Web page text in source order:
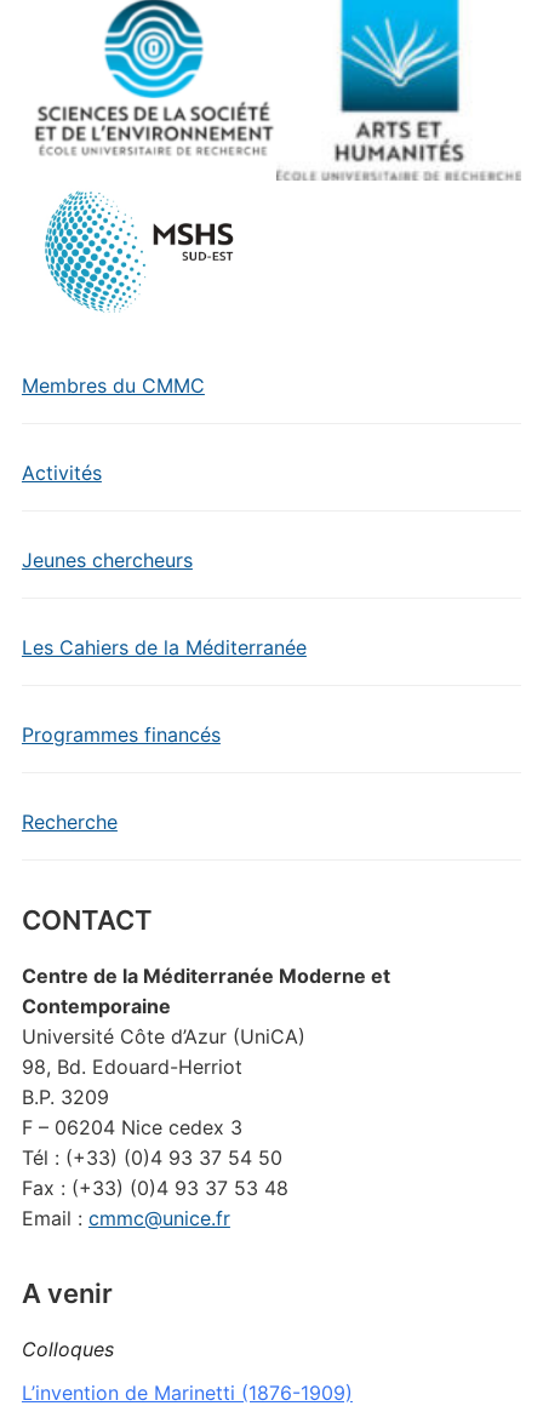
Membres du CMMC
Activités
Jeunes chercheurs
Les Cahiers de la Méditerranée
Programmes financés
Recherche
CONTACT
Centre de la Méditerranée Moderne et
Contemporaine
Université Côte d’Azur (UniCA)
98, Bd. Edouard-Herriot
B.P. 3209
F – 06204 Nice cedex 3
Tél : (+33) (0)4 93 37 54 50
Fax : (+33) (0)4 93 37 53 48
Email : cmmc@unice.fr
A venir
Colloques
L’invention de Marinetti (1876-1909)